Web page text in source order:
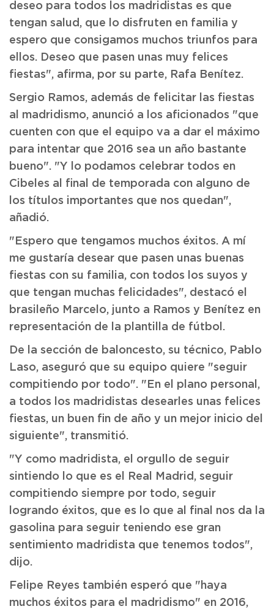
deseo para todos los madridistas es que
tengan salud, que lo disfruten en familia y
espero que consigamos muchos triunfos para
ellos. Deseo que pasen unas muy felices
fiestas", afirma, por su parte, Rafa Benítez.
Sergio Ramos, además de felicitar las fiestas
al madridismo, anunció a los aficionados "que
cuenten con que el equipo va a dar el máximo
para intentar que 2016 sea un año bastante
bueno". "Y lo podamos celebrar todos en
Cibeles al final de temporada con alguno de
los títulos importantes que nos quedan",
añadió.
"Espero que tengamos muchos éxitos. A mí
me gustaría desear que pasen unas buenas
fiestas con su familia, con todos los suyos y
que tengan muchas felicidades", destacó el
brasileño Marcelo, junto a Ramos y Benítez en
representación de la plantilla de fútbol.
De la sección de baloncesto, su técnico, Pablo
Laso, aseguró que su equipo quiere "seguir
compitiendo por todo". "En el plano personal,
a todos los madridistas desearles unas felices
fiestas, un buen fin de año y un mejor inicio del
siguiente", transmitió.
"Y como madridista, el orgullo de seguir
sintiendo lo que es el Real Madrid, seguir
compitiendo siempre por todo, seguir
logrando éxitos, que es lo que al final nos da la
gasolina para seguir teniendo ese gran
sentimiento madridista que tenemos todos",
dijo.
Felipe Reyes también esperó que "haya
muchos éxitos para el madridismo" en 2016,